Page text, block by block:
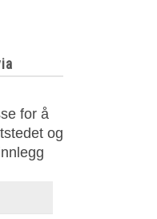
for å
og